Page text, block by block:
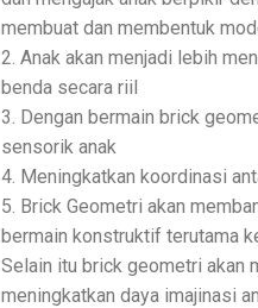
membuat dan membentuk
2. Anak akan menjadi lebih
benda secara riil
3. Dengan bermain brick
sensorik anak
4. Meningkatkan koordinasi
5. Brick Geometri akan
bermain konstruktif terutama
Selain itu brick geometri akan
meningkatkan daya imajinasi